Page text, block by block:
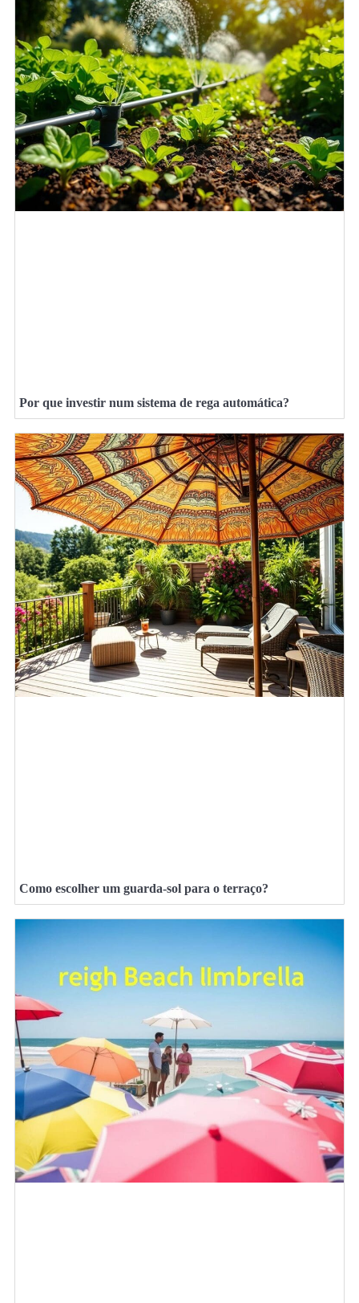
Por que investir num sistema de rega automática?
Como escolher um guarda-sol para o terraço?